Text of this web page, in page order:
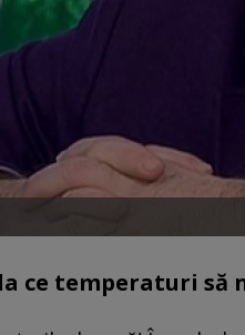
la ce temperaturi